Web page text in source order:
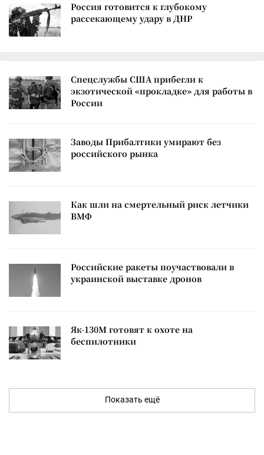
Россия готовится к глубокому
рассекающему удару в ДНР
Спецслужбы США прибегли к
экзотической «прокладке» для работы в
России
Заводы Прибалтики умирают без
российского рынка
Как шли на смертельный риск летчики
ВМФ
Российские ракеты поучаствовали в
украинской выставке дронов
Як-130М готовят к охоте на
беспилотники
Показать ещё